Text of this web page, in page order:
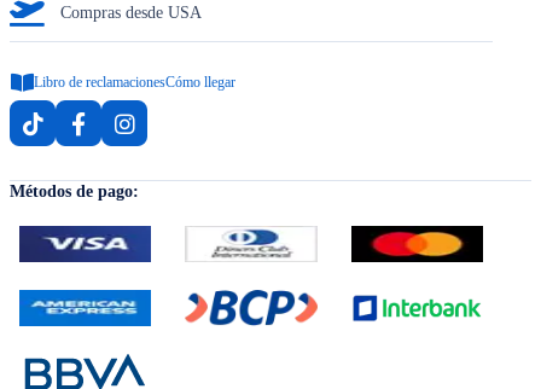
Compras desde USA
Libro de reclamacionesCómo llegar
Métodos de pago: